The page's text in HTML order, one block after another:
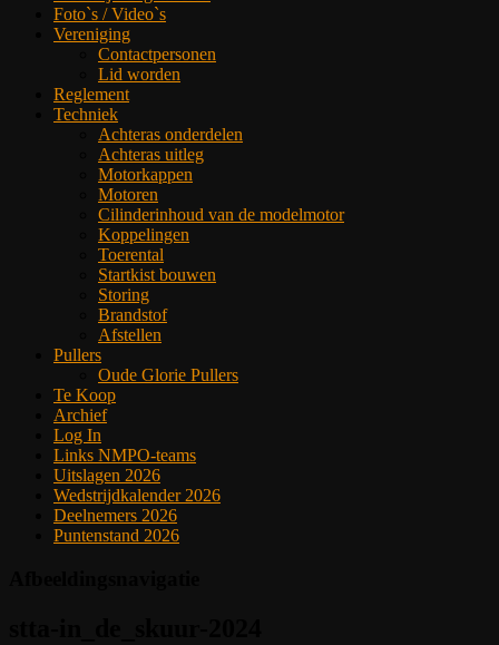
Foto`s / Video`s
Vereniging
Contactpersonen
Lid worden
Reglement
Techniek
Achteras onderdelen
Achteras uitleg
Motorkappen
Motoren
Cilinderinhoud van de modelmotor
Koppelingen
Toerental
Startkist bouwen
Storing
Brandstof
Afstellen
Pullers
Oude Glorie Pullers
Te Koop
Archief
Log In
Links NMPO-teams
Uitslagen 2026
Wedstrijdkalender 2026
Deelnemers 2026
Puntenstand 2026